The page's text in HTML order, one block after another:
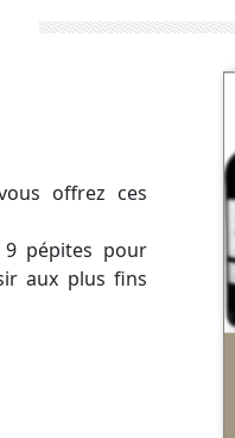
offrez ces
9 pépites pour
aux plus fins